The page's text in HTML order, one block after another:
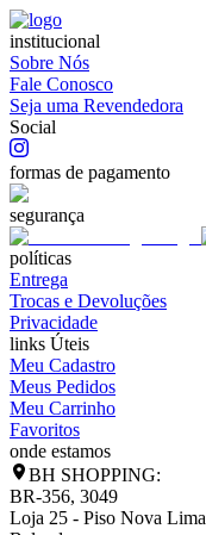
institucional
Sobre Nós
Fale Conosco
Seja uma Revendedora
Social
formas de pagamento
segurança
políticas
Entrega
Trocas e Devoluções
Privacidade
links Úteis
Meu Cadastro
Meus Pedidos
Meu Carrinho
Favoritos
onde estamos
BH SHOPPING:
BR-356, 3049
Loja 25 - Piso Nova Lima